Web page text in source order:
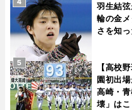
羽生結
輪の金
さを知
【高校
園初出
高崎・
壊」は
5